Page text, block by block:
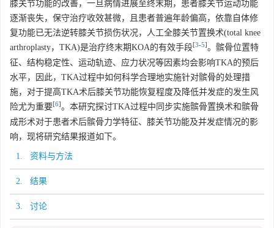
膝关节功能的改善，一旦病情进展至终末期，患者膝关节运动功能
逐渐丧失，保守治疗收效甚微，且患者普遍年龄偏高，依靠自体修
复功能已无法逆转膝关节损伤状况，人工全膝关节置换术(total knee
arthroplasty，TKA)是治疗终末期KOA的有效手段[3-5]。髌骨位置特
征、结构稳定性、运动轨迹、应力状况等因素均会影响TKA的预后
水平，因此，TKA过程中如何科学合理地实施针对髌骨的处理措
施，对于提高TKA术后膝关节功能恢复程度及降低并发症的发生风
险尤为重要[6]。本研究探讨TKA过程中同步实施髌骨置换术和髌骨
成形术对于患者术后髌骨力学特征、膝关节功能及并发症情况的影
响，现将研究结果报道如下。
1. 资料与方法
2. 结果
3. 讨论